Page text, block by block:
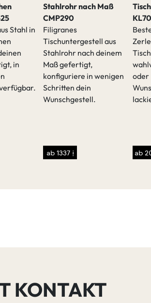
Stahl in
in
Stahlrohr nach Maß
CMP290
Filigranes
Tischuntergestell aus
Stahlrohr nach deinem
Maß gefertigt,
konfiguriere in wenigen
Schritten dein
Wunschgestell.
ab 1337 €
oder
ab
KONTAKT